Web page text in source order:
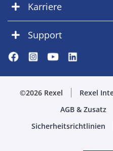
Karriere
Support
©2026 Rexel Rexel
AGB & Zusatz
Sicherheitsrichtlinien